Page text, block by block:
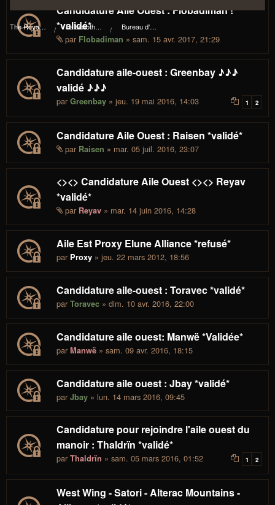
The Royal I.d.P. Essploring Fundation La bibliothèque du manoir Von Mortekaï Bureau d'admission
Candidature Aile Ouest : Flobadiman !
*validé*
par Flobadiman » sam. 15 avr. 2017, 21:29
Candidature aile-ouest : Greenbay ♪♪♪
validé ♪♪♪
1 2
par Greenbay » jeu. 19 mai 2016, 14:03
Candidature Aile Ouest : Raisen *validé*
par Raisen » mar. 05 juil. 2016, 23:07
<><> Candidature Aile Ouest <><> Reyav
*validé*
par Reyav » mar. 14 juin 2016, 14:28
Aile Est Proxy Elune Alliance *refusé*
par Proxy » jeu. 22 mars 2012, 18:56
Candidature aile-ouest : Toravec *validé*
par Toravec » dim. 10 avr. 2016, 22:00
Candidature aile ouest: Manwë *Validée*
par Manwë » sam. 09 avr. 2016, 18:15
Candidature aile ouest : Jbay *validé*
par Jbay » lun. 14 mars 2016, 09:45
Candidature pour rejoindre l'aile ouest du
manoir : Thaldrïn *validé*
1 2
par Thaldrïn » sam. 05 mars 2016, 01:52
West Wing - Satori - Alterac Mountains -